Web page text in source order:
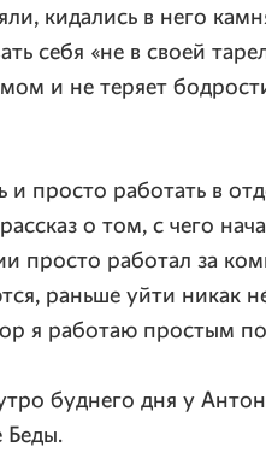
кидались в него
себя «не в своей
и не теряет
и просто работать в
о том, с чего
просто работал за
раньше уйти никак
я работаю простым
буднего дня у
Беды.